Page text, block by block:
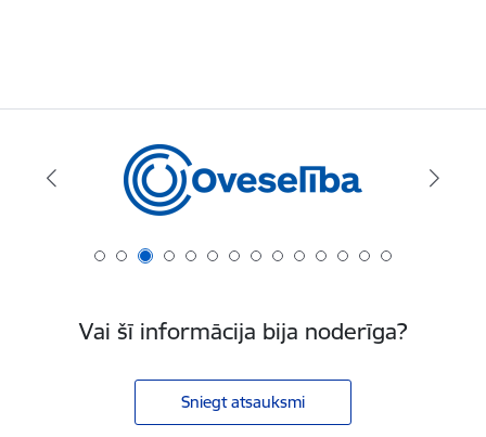
Vai šī informācija bija noderīga?
Sniegt atsauksmi